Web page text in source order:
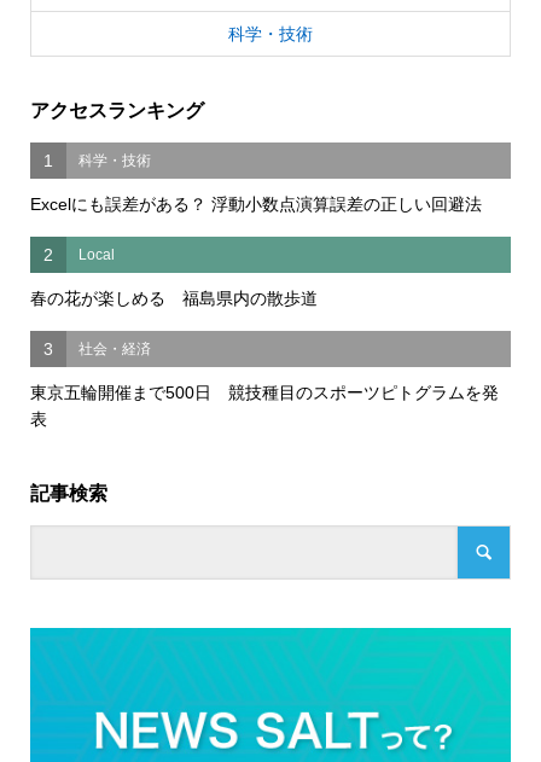
科学・技術
アクセスランキング
1 科学・技術
Excelにも誤差がある？ 浮動小数点演算誤差の正しい回避法
2 Local
春の花が楽しめる 福島県内の散歩道
3 社会・経済
東京五輪開催まで500日 競技種目のスポーツピトグラムを発
表
記事検索